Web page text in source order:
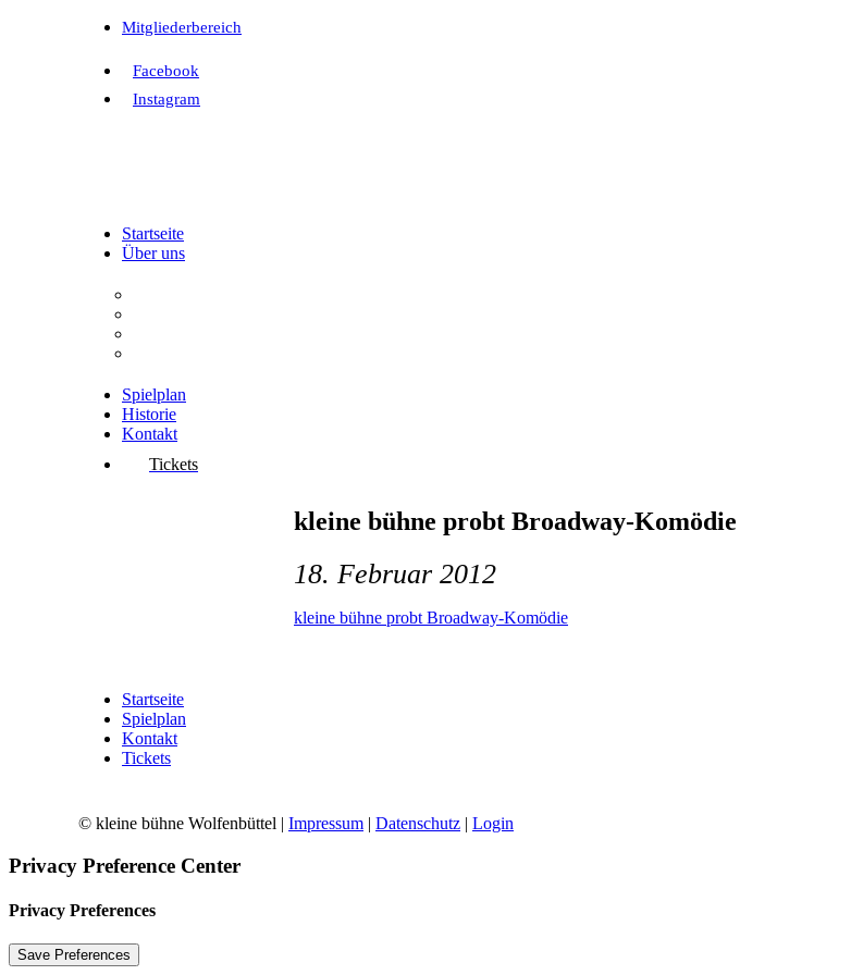
Mitgliederbereich
Facebook
Instagram
Startseite
Über uns
Spielplan
Historie
Kontakt
Tickets
kleine bühne probt Broadway-Komödie
18. Februar 2012
kleine bühne probt Broadway-Komödie
Startseite
Spielplan
Kontakt
Tickets
© kleine bühne Wolfenbüttel | Impressum | Datenschutz | Login
Privacy Preference Center
Privacy Preferences